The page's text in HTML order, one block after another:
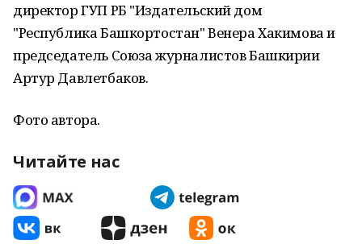
директор ГУП РБ "Издательский дом
"Республика Башкортостан" Венера Хакимова и
председатель Союза журналистов Башкирии
Артур Давлетбаков.
Фото автора.
Читайте нас